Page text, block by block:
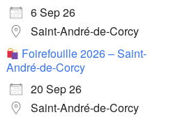
6 Sep 26
Saint-André-de-Corcy
Foirefouille 2026 – Saint-
André-de-Corcy
20 Sep 26
Saint-André-de-Corcy